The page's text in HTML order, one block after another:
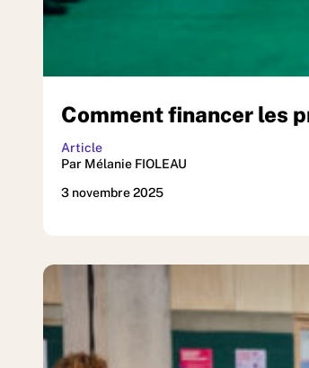
Comment financer les
Article
Par Mélanie FIOLEAU
3 novembre 2025